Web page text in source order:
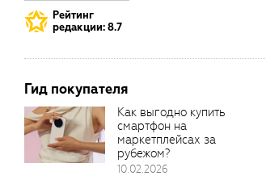
Рейтинг
редакции: 8.7
Гид покупателя
Как выгодно купить
смартфон на
маркетплейсах за
рубежом?
10.02.2026